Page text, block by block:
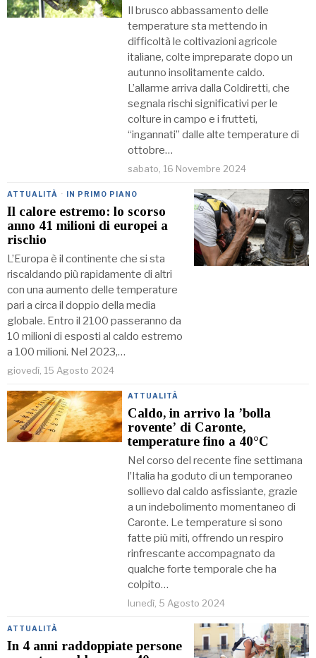
Il brusco abbassamento delle
temperature sta mettendo in
difficoltà le coltivazioni agricole
italiane, colte impreparate dopo un
autunno insolitamente caldo.
L’allarme arriva dalla Coldiretti, che
segnala rischi significativi per le
colture in campo e i frutteti,
“ingannati” dalle alte temperature di
ottobre…
sabato, 16 Novembre 2024
ATTUALITÀ · IN PRIMO PIANO
Il calore estremo: lo scorso
anno 41 milioni di europei a
rischio
L’Europa è il continente che si sta
riscaldando più rapidamente di altri
con una aumento delle temperature
pari a circa il doppio della media
globale. Entro il 2100 passeranno da
10 milioni di esposti al caldo estremo
a 100 milioni. Nel 2023,…
giovedì, 15 Agosto 2024
ATTUALITÀ
Caldo, in arrivo la ʼbolla
roventeʼ di Caronte,
temperature fino a 40°C
Nel corso del recente fine settimana
lʼItalia ha goduto di un temporaneo
sollievo dal caldo asfissiante, grazie
a un indebolimento momentaneo di
Caronte. Le temperature si sono
fatte più miti, offrendo un respiro
rinfrescante accompagnato da
qualche forte temporale che ha
colpito…
lunedì, 5 Agosto 2024
ATTUALITÀ
In 4 anni raddoppiate persone